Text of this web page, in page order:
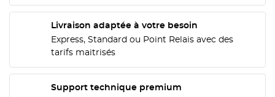
Livraison adaptée à votre besoin
Express, Standard ou Point Relais avec des
tarifs maitrisés
Support technique premium
add_circle_outline Créer une nouvelle liste
CRÉER UNE LISTE D'ENVIES
NOM DE LA LISTE D'ENVIES
CONNEXION